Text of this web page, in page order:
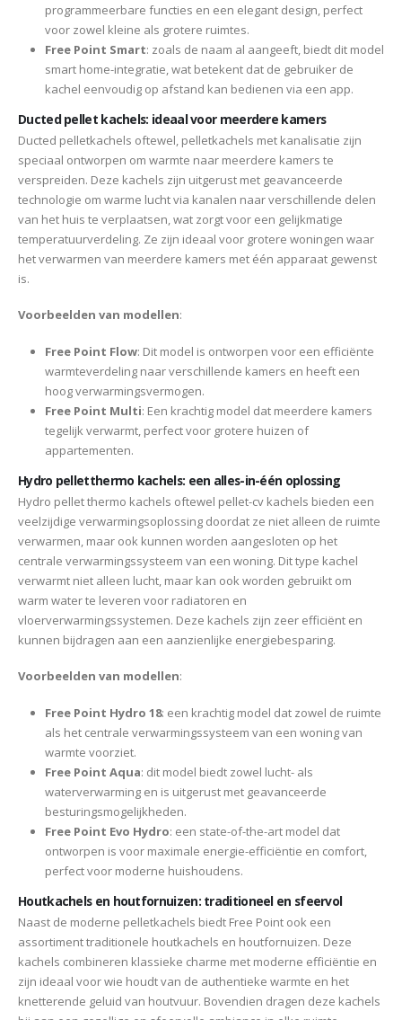
programmeerbare functies en een elegant design, perfect
voor zowel kleine als grotere ruimtes.
Free Point Smart: zoals de naam al aangeeft, biedt dit model
smart home-integratie, wat betekent dat de gebruiker de
kachel eenvoudig op afstand kan bedienen via een app.
Ducted pellet kachels: ideaal voor meerdere kamers
Ducted pelletkachels oftewel, pelletkachels met kanalisatie zijn
speciaal ontworpen om warmte naar meerdere kamers te
verspreiden. Deze kachels zijn uitgerust met geavanceerde
technologie om warme lucht via kanalen naar verschillende delen
van het huis te verplaatsen, wat zorgt voor een gelijkmatige
temperatuurverdeling. Ze zijn ideaal voor grotere woningen waar
het verwarmen van meerdere kamers met één apparaat gewenst
is.
Voorbeelden van modellen:
Free Point Flow: Dit model is ontworpen voor een efficiënte
warmteverdeling naar verschillende kamers en heeft een
hoog verwarmingsvermogen.
Free Point Multi: Een krachtig model dat meerdere kamers
tegelijk verwarmt, perfect voor grotere huizen of
appartementen.
Hydro pelletthermo kachels: een alles-in-één oplossing
Hydro pellet thermo kachels oftewel pellet-cv kachels bieden een
veelzijdige verwarmingsoplossing doordat ze niet alleen de ruimte
verwarmen, maar ook kunnen worden aangesloten op het
centrale verwarmingssysteem van een woning. Dit type kachel
verwarmt niet alleen lucht, maar kan ook worden gebruikt om
warm water te leveren voor radiatoren en
vloerverwarmingssystemen. Deze kachels zijn zeer efficiënt en
kunnen bijdragen aan een aanzienlijke energiebesparing.
Voorbeelden van modellen:
Free Point Hydro 18: een krachtig model dat zowel de ruimte
als het centrale verwarmingssysteem van een woning van
warmte voorziet.
Free Point Aqua: dit model biedt zowel lucht- als
waterverwarming en is uitgerust met geavanceerde
besturingsmogelijkheden.
Free Point Evo Hydro: een state-of-the-art model dat
ontworpen is voor maximale energie-efficiëntie en comfort,
perfect voor moderne huishoudens.
Houtkachels en houtfornuizen: traditioneel en sfeervol
Naast de moderne pelletkachels biedt Free Point ook een
assortiment traditionele houtkachels en houtfornuizen. Deze
kachels combineren klassieke charme met moderne efficiëntie en
zijn ideaal voor wie houdt van de authentieke warmte en het
knetterende geluid van houtvuur. Bovendien dragen deze kachels